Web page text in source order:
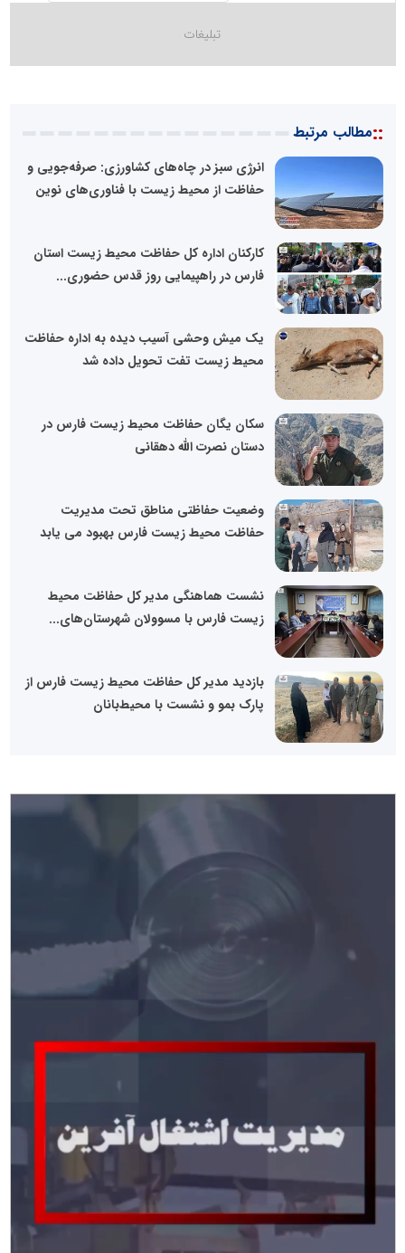
::مطالب مرتبط
انرژی سبز در چاه‌های کشاورزی: صرفه‌جویی و
حفاظت از محیط زیست با فناوری‌های نوین
کارکنان اداره کل حفاظت محیط زیست استان
فارس در راهپیمایی روز قدس حضوری...
یک میش وحشی آسیب دیده به اداره حفاظت
محیط زیست تفت تحویل داده شد
سکان یگان حفاظت محیط زیست فارس در
دستان نصرت الله دهقانی
وضعیت حفاظتی مناطق تحت مدیریت
حفاظت محیط زیست فارس بهبود می یابد
نشست هماهنگی مدیر کل حفاظت محیط
زیست فارس با مسوولان شهرستان‌های...
بازدید مدیر کل حفاظت محیط زیست فارس از
پارک بمو و نشست با محیط‌بانان